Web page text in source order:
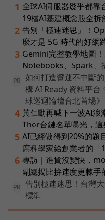
1 全球AI伺服器幾乎都
19檔AI基建概念股全拆
2 告別「極速迷思」！
麼才是 5G 時代的好網
3 Gemini完整教學地圖！
Notebooks、Spark、
PR
如何打造營運不中斷
構 AI Ready 資料平台
球巡迴論壇台北首場》
4 黃仁勳再喊下一波AI浪
Thor台鏈名單曝光，
5 AI已經做得到20%的題
席科學家給創業者的「
6 專訪｜進貨沒變快，
副總揭比拚速度更棘手
PR
告別極速迷思！台灣
標準